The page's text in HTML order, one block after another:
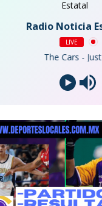
Radio Noticia
LIVE
The Cars - Just